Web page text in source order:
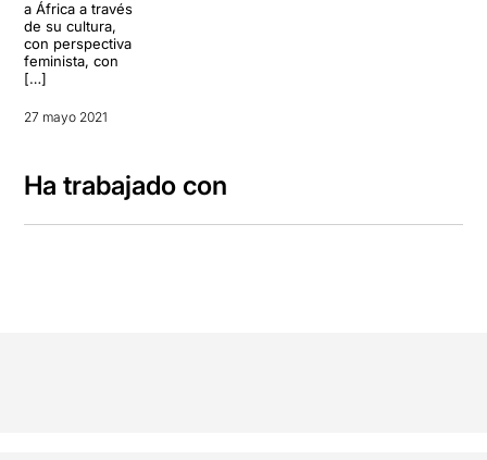
a África a través
de su cultura,
con perspectiva
feminista, con
[…]
27 mayo 2021
Ha trabajado con